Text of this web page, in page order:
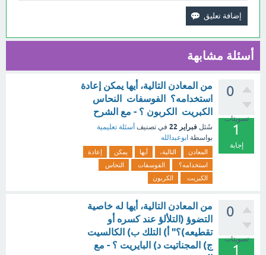
أسئلة مشابهة
0
تصويتات
1
إجابة
من المعادن التالية، أيها يمكن إعادة
استخدامه؟ الفوسفات النحاس
الكبريت الكربون ؟ - مع الشرح
سُئل فبراير 22 في تصنيف أسئلة تعليمية
بواسطة ابوعبدالله
المعادن التالية، أيها يمكن
إعادة
استخدامه؟
الفوسفات
النحاس
الكبريت
الكربون
0
تصويتات
1
من المعادن التالية، أيها له خاصية
التضوؤ (التلألؤ عند كسره أو
تقطيعه)؟" أ) التلك ب) الكالسيت
ج) المجناتيت د) البايريت ؟ - مع